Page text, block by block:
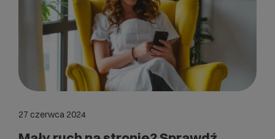
27 czerwca 2024